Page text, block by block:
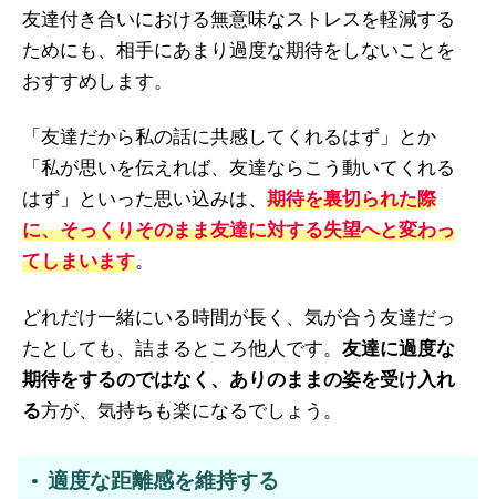
友達付き合いにおける無意味なストレスを軽減する
ためにも、相手にあまり過度な期待をしないことを
おすすめします。
「友達だから私の話に共感してくれるはず」とか
「私が思いを伝えれば、友達ならこう動いてくれる
はず」といった思い込みは、期待を裏切られた際
に、そっくりそのまま友達に対する失望へと変わっ
てしまいます。
どれだけ一緒にいる時間が長く、気が合う友達だっ
たとしても、詰まるところ他人です。友達に過度な
期待をするのではなく、ありのままの姿を受け入れ
る方が、気持ちも楽になるでしょう。
適度な距離感を維持する